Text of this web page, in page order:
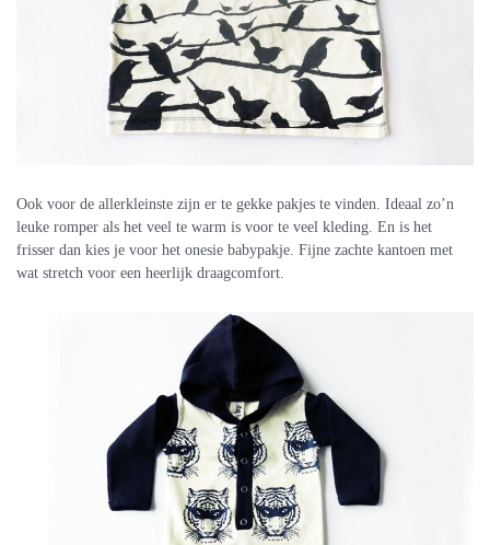
Ook voor de allerkleinste zijn er te gekke pakjes te vinden. Ideaal zo’n
leuke romper als het veel te warm is voor te veel kleding. En is het
frisser dan kies je voor het onesie babypakje. Fijne zachte kantoen met
wat stretch voor een heerlijk draagcomfort.